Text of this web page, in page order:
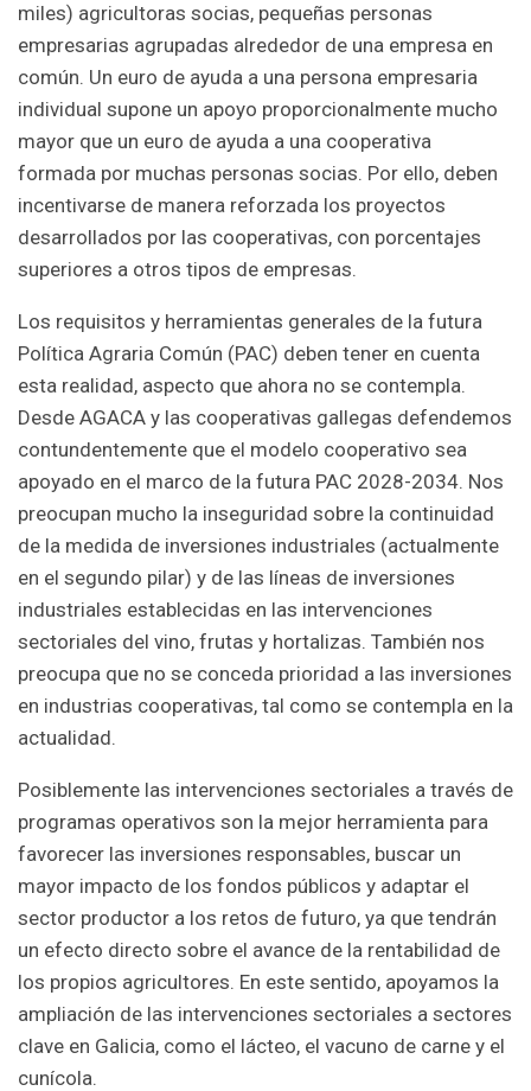
miles) agricultoras socias, pequeñas personas
empresarias agrupadas alrededor de una empresa en
común. Un euro de ayuda a una persona empresaria
individual supone un apoyo proporcionalmente mucho
mayor que un euro de ayuda a una cooperativa
formada por muchas personas socias. Por ello, deben
incentivarse de manera reforzada los proyectos
desarrollados por las cooperativas, con porcentajes
superiores a otros tipos de empresas.
Los requisitos y herramientas generales de la futura
Política Agraria Común (PAC) deben tener en cuenta
esta realidad, aspecto que ahora no se contempla.
Desde AGACA y las cooperativas gallegas defendemos
contundentemente que el modelo cooperativo sea
apoyado en el marco de la futura PAC 2028-2034. Nos
preocupan mucho la inseguridad sobre la continuidad
de la medida de inversiones industriales (actualmente
en el segundo pilar) y de las líneas de inversiones
industriales establecidas en las intervenciones
sectoriales del vino, frutas y hortalizas. También nos
preocupa que no se conceda prioridad a las inversiones
en industrias cooperativas, tal como se contempla en la
actualidad.
Posiblemente las intervenciones sectoriales a través de
programas operativos son la mejor herramienta para
favorecer las inversiones responsables, buscar un
mayor impacto de los fondos públicos y adaptar el
sector productor a los retos de futuro, ya que tendrán
un efecto directo sobre el avance de la rentabilidad de
los propios agricultores. En este sentido, apoyamos la
ampliación de las intervenciones sectoriales a sectores
clave en Galicia, como el lácteo, el vacuno de carne y el
cunícola.